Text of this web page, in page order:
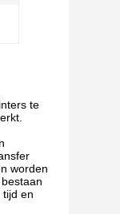
te
worden
en